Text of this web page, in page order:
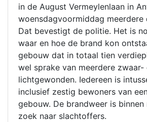
in de August Vermeylenlaan in
woensdagvoormiddag meerdere
Dat bevestigt de politie. Het is
waar en hoe de brand kon
gebouw dat in totaal tien
wel sprake van meerdere zwaar-
lichtgewonden. Iedereen is
inclusief zestig bewoners van
gebouw. De brandweer is
zoek naar slachtoffers.